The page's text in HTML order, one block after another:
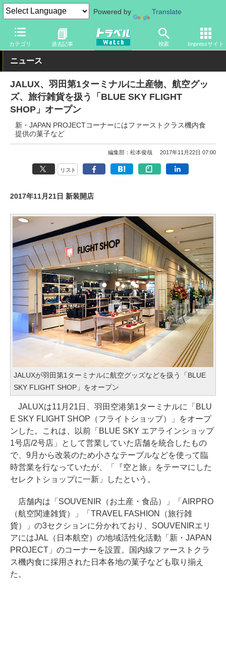
Powered by Translate
カテゴリ 過去記事 検索 Impressサイト
トラベル Watch 企業・政府・官庁 国内エアライン JAL
ニュース
JALUX、羽田第1ターミナルに土産物、航空グッ
ズ、旅行雑貨を扱う「BLUE SKY FLIGHT
SHOP」オープン
新・JAPAN PROJECTコーナーにはファーストクラス機内食
提供の菓子など
編集部：松本俊哉 2017年11月22日 07:00
リスト
2017年11月21日 新装開店
JALUXが羽田第1ターミナルに航空グッズなどを扱う「BLUE
SKY FLIGHT SHOP」をオープン
JALUXは11月21日、羽田空港第1ターミナルに「BLU
E SKY FLIGHT SHOP（フライトショップ）」をオープ
ンした。これは、以前「BLUE SKY エアラインショップ
1号店/2号店」として営業していた店舗を統合したもの
で、9月から改装のため小さなテーブルなどを使って臨
時営業を行なっていたが、「『空と旅』をテーマにした
セレクトショップに一新」したという。
店舗内は「SOUVENIR（お土産・食品）」「AIRPRO
（航空関連雑貨）」「TRAVEL FASHION（旅行雑
貨）」の3セクションに分かれており、SOUVENIRエリ
アにはJAL（日本航空）の地域活性化活動「新・JAPAN
PROJECT」のコーナーを設置。国内線ファーストクラ
ス機内食に採用された日本各地の菓子なども取り揃え
た。